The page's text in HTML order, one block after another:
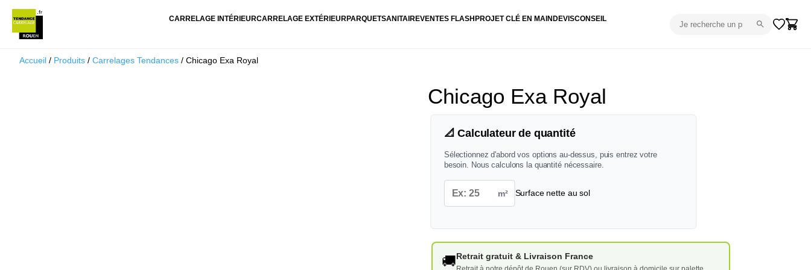
CARRELAGE INTÉRIEURCARRELAGE EXTÉRIEURPARQUETSANITAIREVENTES FLASH PROJET CLÉ EN MAIN DEVISCONSEIL
Accueil / Produits / Carrelages Tendances / Chicago Exa Royal
Chicago Exa Royal
📐 Calculateur de quantité
Sélectionnez d'abord vos options au-dessus, puis entrez votre
besoin. Nous calculons la quantité nécessaire.
m² Surface nette au sol
🚚Retrait gratuit & Livraison France